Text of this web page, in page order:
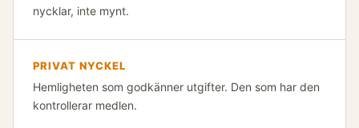
nycklar, inte mynt.
PRIVAT NYCKEL
Hemligheten som godkänner utgifter. Den som har den
kontrollerar medlen.